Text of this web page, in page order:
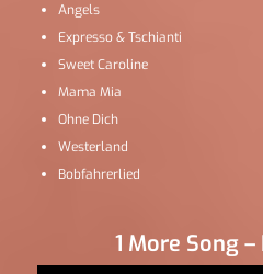
Angels
Expresso & Tschianti
Sweet Caroline
Mama Mia
Ohne Dich
Westerland
Bobfahrerlied
1 More Song